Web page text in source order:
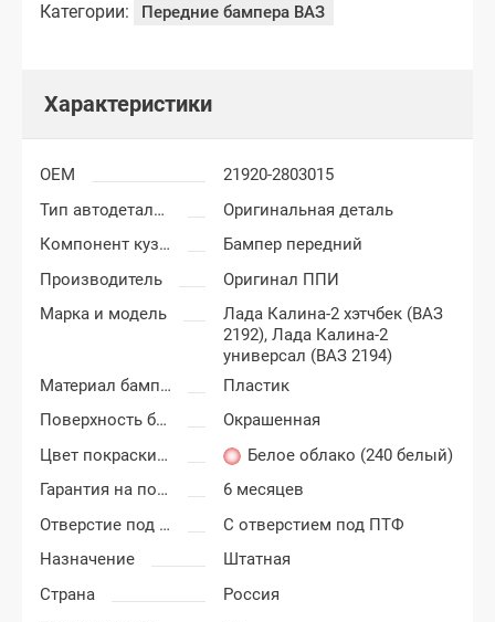
Категории: Передние бампера ВАЗ
Характеристики
OEM
21920-2803015
Тип автодеталей
Оригинальная деталь
Компонент кузова
Бампер передний
Производитель
Оригинал ППИ
Марка и модель
Лада Калина-2 хэтчбек (ВАЗ
2192),Лада Калина-2
универсал (ВАЗ 2194)
Материал бампера
Пластик
Поверхность бампера
Окрашенная
Цвет покраски Лада Калина-2
Белое облако (240 белый)
Гарантия на покраску
6 месяцев
Отверстие под ПТФ
С отверстием под ПТФ
Назначение
Штатная
Страна
Россия